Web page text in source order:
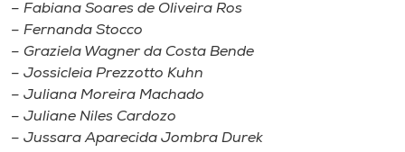
– Fabiana Soares de Oliveira Ros
– Fernanda Stocco
– Graziela Wagner da Costa Bende
– Jossicleia Prezzotto Kuhn
– Juliana Moreira Machado
– Juliane Niles Cardozo
– Jussara Aparecida Jombra Durek